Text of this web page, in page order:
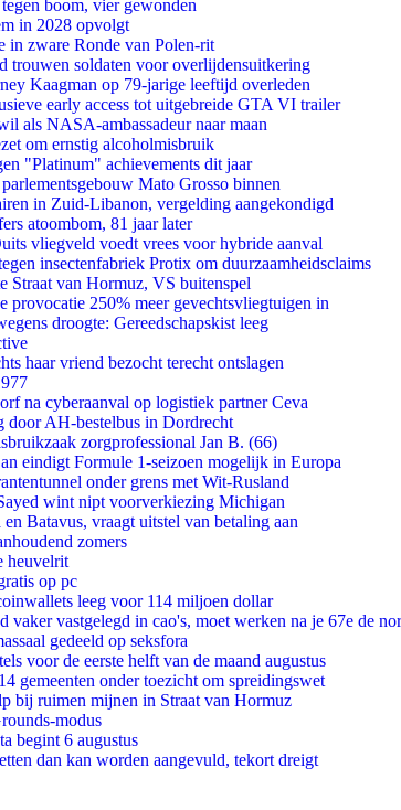
boom, vier gewonden
in 2028 opvolgt
in zware Ronde van Polen-rit
trouwen soldaten voor overlijdensuitkering
Kaagman op 79-jarige leeftijd overleden
early access tot uitgebreide GTA VI trailer
als NASA-ambassadeur naar maan
om ernstig alcoholmisbruik
"Platinum" achievements dit jaar
Mato Grosso binnen
in Zuid-Libanon, vergelding aangekondigd
atoombom, 81 jaar later
vliegveld voedt vrees voor hybride aanval
insectenfabriek Protix om duurzaamheidsclaims
Straat van Hormuz, VS buitenspel
provocatie 250% meer gevechtsvliegtuigen in
droogte: Gereedschapskist leeg
haar vriend bezocht terecht ontslagen
na cyberaanval op logistiek partner Ceva
door AH-bestelbus in Dordrecht
zorgprofessional Jan B. (66)
eindigt Formule 1-seizoen mogelijk in Europa
onder grens met Wit-Rusland
wint nipt voorverkiezing Michigan
Batavus, vraagt uitstel van betaling aan
zomers
heuvelrit
op pc
leeg voor 114 miljoen dollar
vastgelegd in cao's, moet werken na je 67e de
gedeeld op seksfora
voor de eerste helft van de maand augustus
gemeenten onder toezicht om spreidingswet
bij ruimen mijnen in Straat van Hormuz
modus
begint 6 augustus
dan kan worden aangevuld, tekort dreigt